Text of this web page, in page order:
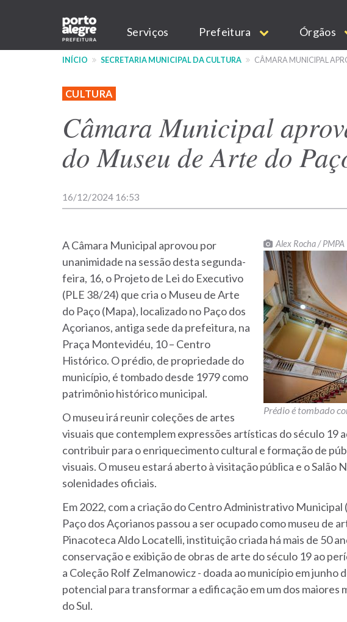
conteúdo
Main
navigation
Serviços Prefeitura Órgãos
INÍCIO SECRETARIA MUNICIPAL DA CULTURA CÂMARA MUNICIPAL
CULTURA
Câmara Municipal
do Museu de Arte do
16/12/2024 16:53
Alex Rocha / PMPA
Prédio é tombado
A Câmara Municipal aprovou por
unanimidade na sessão desta segunda-
feira, 16, o Projeto de Lei do Executivo
(PLE 38/24) que cria o Museu de Arte
do Paço (Mapa), localizado no Paço dos
Açorianos, antiga sede da prefeitura, na
Praça Montevidéu, 10 – Centro
Histórico. O prédio, de propriedade do
município, é tombado desde 1979 como
patrimônio histórico municipal.
O museu irá reunir coleções de artes
visuais que contemplem expressões artísticas do século 19
contribuir para o enriquecimento cultural e formação de
visuais. O museu estará aberto à visitação pública e o Salão
solenidades oficiais.
Em 2022, com a criação do Centro Administrativo Municipal
Paço dos Açorianos passou a ser ocupado como museu de
Pinacoteca Aldo Locatelli, instituição criada há mais de 50
conservação e exibição de obras de arte do século 19 ao
a Coleção Rolf Zelmanowicz - doada ao município em junho
potencial para transformar a edificação em um dos maiores
do Sul.